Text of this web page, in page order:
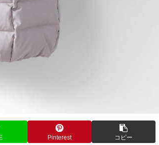
Pinterest コピー